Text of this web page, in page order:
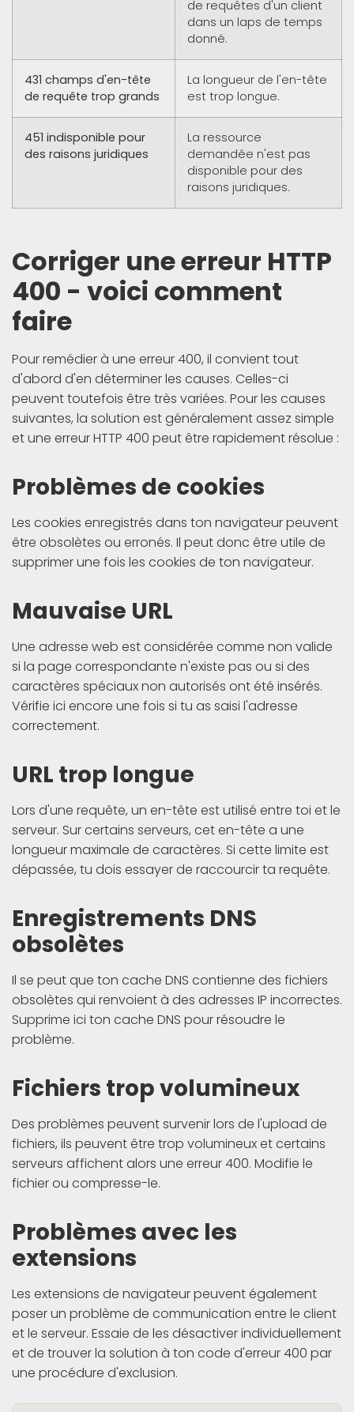
de requêtes d'un client
dans un laps de temps
donné.
431 champs d'en-tête
de requête trop grands
La longueur de l'en-tête
est trop longue.
451 indisponible pour
des raisons juridiques
La ressource
demandée n'est pas
disponible pour des
raisons juridiques.
Corriger une erreur HTTP
400 - voici comment
faire
Pour remédier à une erreur 400, il convient tout
d'abord d'en déterminer les causes. Celles-ci
peuvent toutefois être très variées. Pour les causes
suivantes, la solution est généralement assez simple
et une erreur HTTP 400 peut être rapidement résolue :
Problèmes de cookies
Les cookies enregistrés dans ton navigateur peuvent
être obsolètes ou erronés. Il peut donc être utile de
supprimer une fois les cookies de ton navigateur.
Mauvaise URL
Une adresse web est considérée comme non valide
si la page correspondante n'existe pas ou si des
caractères spéciaux non autorisés ont été insérés.
Vérifie ici encore une fois si tu as saisi l'adresse
correctement.
URL trop longue
Lors d'une requête, un en-tête est utilisé entre toi et le
serveur. Sur certains serveurs, cet en-tête a une
longueur maximale de caractères. Si cette limite est
dépassée, tu dois essayer de raccourcir ta requête.
Enregistrements DNS
obsolètes
Il se peut que ton cache DNS contienne des fichiers
obsolètes qui renvoient à des adresses IP incorrectes.
Supprime ici ton cache DNS pour résoudre le
problème.
Fichiers trop volumineux
Des problèmes peuvent survenir lors de l'upload de
fichiers, ils peuvent être trop volumineux et certains
serveurs affichent alors une erreur 400. Modifie le
fichier ou compresse-le.
Problèmes avec les
extensions
Les extensions de navigateur peuvent également
poser un problème de communication entre le client
et le serveur. Essaie de les désactiver individuellement
et de trouver la solution à ton code d'erreur 400 par
une procédure d'exclusion.